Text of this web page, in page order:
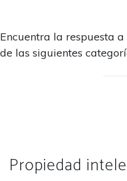
Encuentra la respuesta
de las siguientes
Propiedad